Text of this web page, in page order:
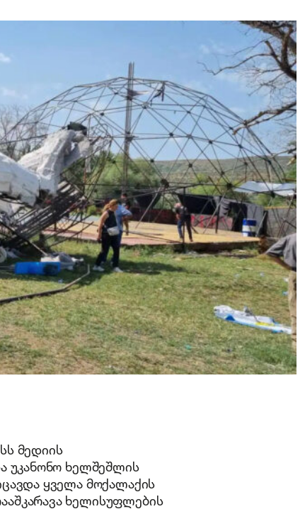
მედიის
უკანონო ხელშეშლის
ყველა მოქალაქის
ხელისუფლების